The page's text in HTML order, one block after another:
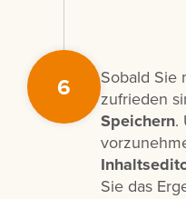
6
Sobald Sie
zufrieden
Speichern.
Sie das